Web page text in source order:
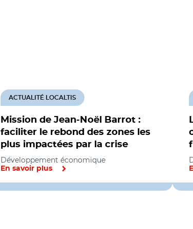
Mission de Jean-Noël Barrot :
faciliter le rebond des zones les
plus impactées par la crise
ACTUALITÉ LOCALTIS
Développement économique
En savoir plus